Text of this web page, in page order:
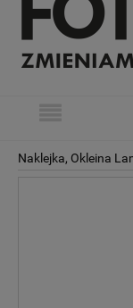
Naklejka, Okleina